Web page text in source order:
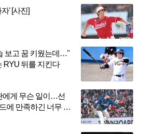
' [사진]
보고 꿈 키웠는데…"
RYU 뒤를 지킨다
에게 무슨 일이…선
에 만족하긴 너무 아